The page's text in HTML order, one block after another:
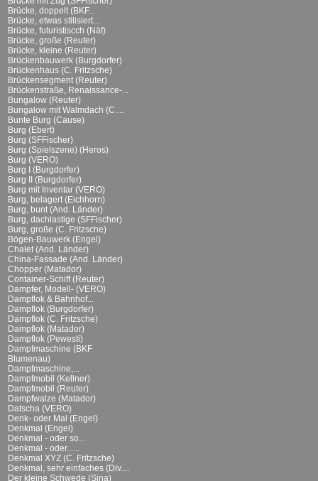
Brücke, doppelt (BKF...
Brücke, etwas stilisiert...
Brücke, futuristiscch (Näf)
Brücke, große (Reuter)
Brücke, kleine (Reuter)
Brückenbauwerk (Burgdorfer)
Brückenhaus (C. Fritzsche)
Brückensegment (Reuter)
Brückenstraße, Renaissance-...
Bungalow (Reuter)
Bungalow mit Walmdach (C....
Bunte Burg (Cause)
Burg (Ebert)
Burg (SFFischer)
Burg (Spielszene) (Heros)
Burg (VERO)
Burg I (Burgdorfer)
Burg II (Burgdorfer)
Burg mit Inventar (VERO)
Burg, belagert (Eichhorn)
Burg, bunt (And. Länder)
Burg, dachlastige (SFFischer)
Burg, große (C. Fritzsche)
Bögen-Bauwerk (Engel)
Chalet (And. Länder)
China-Fassade (And. Länder)
Chopper (Matador)
Container-Schiff (Reuter)
Dampfer, Modell- (VERO)
Dampflok & Bahnhof...
Dampflok (Burgdorfer)
Dampflok (C. Fritzsche)
Dampflok (Matador)
Dampflok (Pewesti)
Dampfmaschine (BKF
Blumenau)
Dampfmaschine,...
Dampfmobil (Kellner)
Dampfmobil (Reuter)
Dampfwalze (Matador)
Datscha (VERO)
Denk- oder Mal (Engel)
Denkmal (Engel)
Denkmal - oder so...
Denkmal - oder......
Denkmal XYZ (C. Fritzsche)
Denkmal, sehr einfaches (Div....
Der kleine Schwede (Sina)